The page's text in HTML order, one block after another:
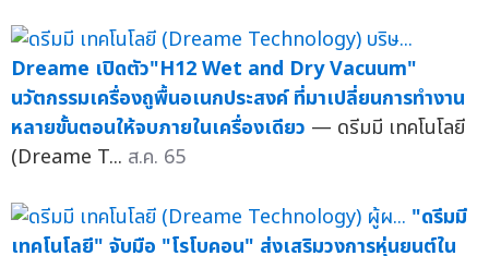
Dreame เปิดตัว"H12 Wet and Dry Vacuum"
นวัตกรรมเครื่องถูพื้นอเนกประสงค์ ที่มาเปลี่ยนการทำงาน
หลายขั้นตอนให้จบภายในเครื่องเดียว — ดรีมมี เทคโนโลยี
(Dreame T... ส.ค. 65
"ดรีมมี
เทคโนโลยี" จับมือ "โรโบคอน" ส่งเสริมวงการหุ่นยนต์ใน